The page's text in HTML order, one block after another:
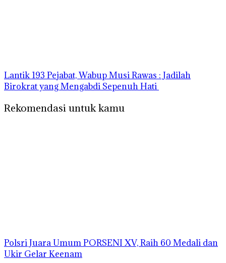
‎Lantik 193 Pejabat, Wabup Musi Rawas : Jadilah
Birokrat yang Mengabdi Sepenuh Hati
Rekomendasi untuk kamu
Polsri Juara Umum PORSENI XV, Raih 60 Medali dan
Ukir Gelar Keenam